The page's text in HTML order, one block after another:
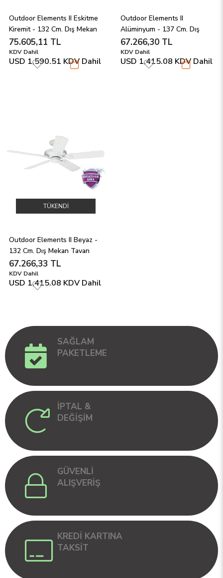
Outdoor Elements II Eskitme
Kiremit - 132 Cm. Dış Mekan
Tavan Vantilatörü
75.605,11 TL
KDV Dahil
USD 1,590.51 KDV Dahil
Outdoor Elements II
Alüminyum - 137 Cm. Dış
Mekan Tavan Vantilatörü
67.266,30 TL
KDV Dahil
USD 1,415.08 KDV Dahil
TÜKENDI
Outdoor Elements II Beyaz -
132 Cm. Dış Mekan Tavan
Vantilatörü
67.266,33 TL
KDV Dahil
USD 1,415.08 KDV Dahil
SAĞLAM
PAKETLEME
İPTAL &
DEĞİŞİM
GÜVENLİ
ALIŞVERİŞ
KREDİ KARTINA
TAKSİT